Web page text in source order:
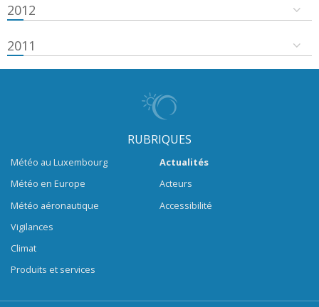
2012
2011
RUBRIQUES
Météo au Luxembourg
Météo en Europe
Météo aéronautique
Vigilances
Climat
Produits et services
Actualités
Acteurs
Accessibilité